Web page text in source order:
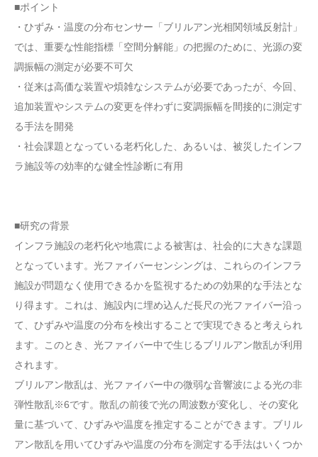
■ポイント
・ひずみ・温度の分布センサー「ブリルアン光相関領域反射計」
では、重要な性能指標「空間分解能」の把握のために、光源の変
調振幅の測定が必要不可欠
・従来は高価な装置や煩雑なシステムが必要であったが、今回、
追加装置やシステムの変更を伴わずに変調振幅を間接的に測定す
る手法を開発
・社会課題となっている老朽化した、あるいは、被災したインフ
ラ施設等の効率的な健全性診断に有用
■研究の背景
インフラ施設の老朽化や地震による被害は、社会的に大きな課題
となっています。光ファイバーセンシングは、これらのインフラ
施設が問題なく使用できるかを監視するための効果的な手法とな
り得ます。これは、施設内に埋め込んだ長尺の光ファイバー沿っ
て、ひずみや温度の分布を検出することで実現できると考えられ
ます。このとき、光ファイバー中で生じるブリルアン散乱が利用
されます。
ブリルアン散乱は、光ファイバー中の微弱な音響波による光の非
弾性散乱※6です。散乱の前後で光の周波数が変化し、その変化
量に基づいて、ひずみや温度を推定することができます。ブリル
アン散乱を用いてひずみや温度の分布を測定する手法はいくつか